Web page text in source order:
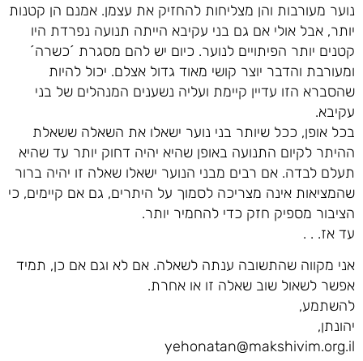
נוער מעורבות והן מצליחות להחזיק את עצמן. אמנם הן קטנות
יותר, אבל אולי אם גם בני עקיבא הייתה תנועה נפרדת היו
קטנים יותר הפיתויים לנוער. כיום יש להם מסגרת ´כשרה´
ומעורבת והדבר יוצר קושי מאוד גדול אצלם. יכול להיות
שהסברא הזו עדיין קיימת ועליה נשענים המנהלים של בני
עקיבא.
בכל אופן, ככל שיותר בני נוער ישאלו את השאלה ששאלת
ההיתר לקיום התנועה באופן שהיא יהיה דחוק יותר עד שהיא
תעלם לבדה. אם רבים מבני הנוער ישאלו שאלה זו יהיה ברור
שהמציאות אינה מצריכה לסמוך על היתרים, גם אם קיימים, כי
הציבור מספיק חזק כדי להחמיר יותר.
עד אז. . .
אני מקווה שהתשובה ענתה לשאלה. אם לא וגם אם כן, תמיד
אפשר לשאול שוב שאלה זו או אחרת.
להשתמע,
יהונתן,
yehonatan@makshivim.org.il